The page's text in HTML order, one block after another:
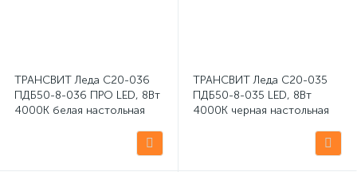
ТРАНСВИТ Леда С20-036
ПДБ50-8-036 ПРО LED, 8Вт
4000К белая настольная
ТРАНСВИТ Леда С20-035
ПДБ50-8-035 LED, 8Вт
4000К черная настольная